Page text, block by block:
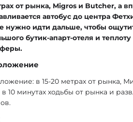
от рынка, Migros и Butcher, а
автобус до центра
нужно идти дальше, чтобы
бутик-апарт-отеля и
в 15-20 метрах от рынка,
10 минутах ходьбы от рынка и